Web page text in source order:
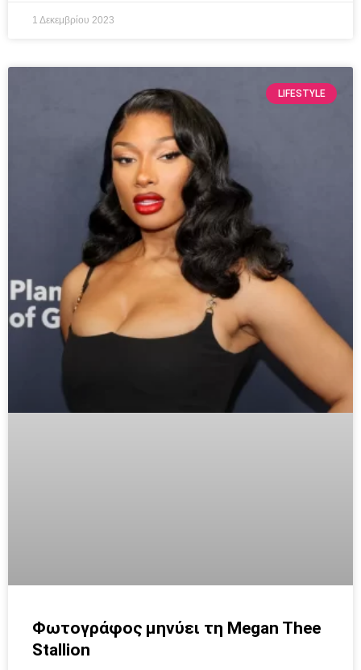
1 Δεκεμβρίου 2023
LIFESTYLE
Φωτογράφος μηνύει τη Megan Thee
Stallion